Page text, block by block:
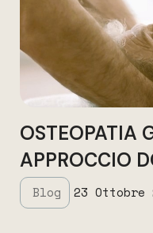
Blog 23 Ottobre
OSTEOPATIA
APPROCCIO
BENESSERE